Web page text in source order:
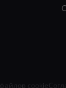
cookie